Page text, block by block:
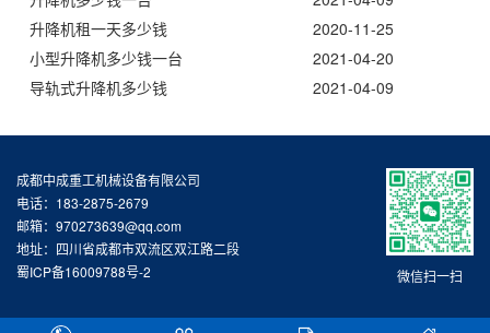
2020-11-25
升降机租一天多少钱
2021-04-20
小型升降机多少钱一台
2021-04-09
导轨式升降机多少钱
微信扫一扫
成都中成重工机械设备有限公司
电话：183-2875-2679
邮箱：970273639@qq.com
地址：四川省成都市双流区双江路二段
蜀ICP备16009788号-2